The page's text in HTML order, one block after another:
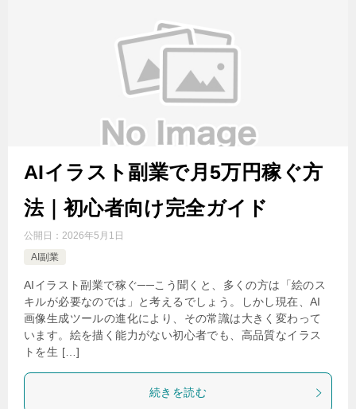
AIイラスト副業で月5万円稼ぐ方
法｜初心者向け完全ガイド
公開日： 2026年5月1日
AI副業
AIイラスト副業で稼ぐ──こう聞くと、多くの方は「絵のス
キルが必要なのでは」と考えるでしょう。しかし現在、AI
画像生成ツールの進化により、その常識は大きく変わって
います。絵を描く能力がない初心者でも、高品質なイラス
トを生 […]
続きを読む